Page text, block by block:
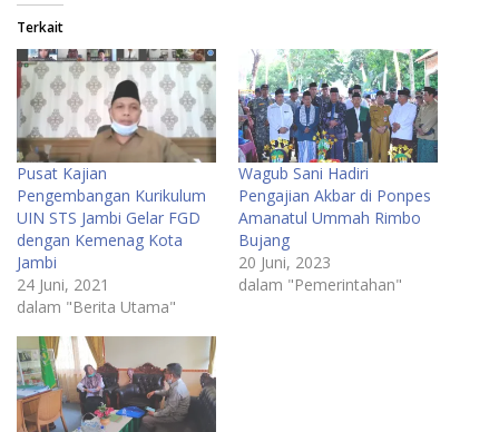
Terkait
Pusat Kajian
Pengembangan Kurikulum
UIN STS Jambi Gelar FGD
dengan Kemenag Kota
Jambi
24 Juni, 2021
dalam "Berita Utama"
Wagub Sani Hadiri
Pengajian Akbar di Ponpes
Amanatul Ummah Rimbo
Bujang
20 Juni, 2023
dalam "Pemerintahan"